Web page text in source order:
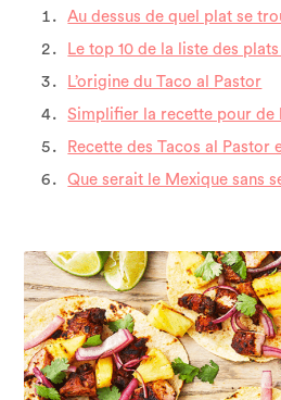
Au dessus de quel plat se
Le top 10 de la liste des
L’origine du Taco al Pastor
Simplifier la recette pour de
Recette des Tacos al Pastor
Que serait le Mexique sans